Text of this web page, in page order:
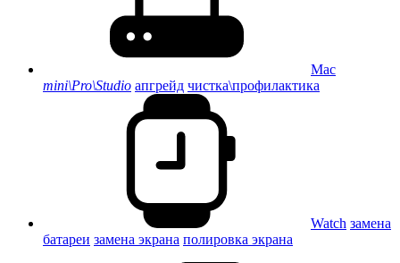
Mac
mini\Pro\Studio апгрейд чистка\профилактика
Watch замена
батареи замена экрана полировка экрана